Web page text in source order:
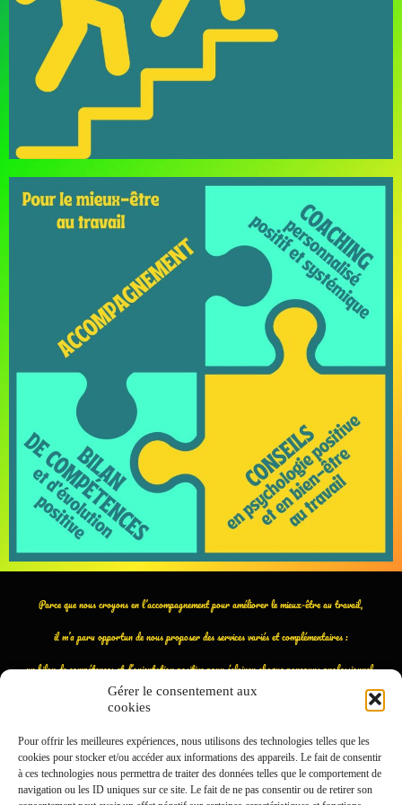
Gérer le consentement aux
cookies
Pour offrir les meilleures expériences, nous utilisons des technologies telles que les
cookies pour stocker et/ou accéder aux informations des appareils. Le fait de consentir
à ces technologies nous permettra de traiter des données telles que le comportement de
navigation ou les ID uniques sur ce site. Le fait de ne pas consentir ou de retirer son
Parce que nous croyons en l’accompagnement pour améliorer le mieux-être au travail,
il m’a paru opportun de nous proposer des services variés et complémentaires :
un bilan de compétences et d’orientation positive pour éclairer chaque parcours professionnel,
un coaching alliant psychothérapie positive et systémique pour un accomplissement professionnel,
et des conseils sur le bien-être au travail en lien avec la psychologie positive.
Fa T E M Pa